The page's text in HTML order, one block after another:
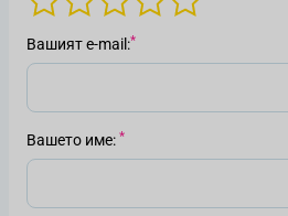
Вашият е-mail
Вашето име